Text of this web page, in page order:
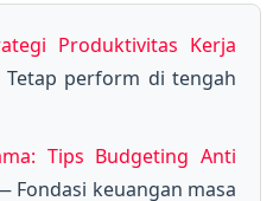
Produktivitas Kerja
perform di tengah
Tips Budgeting Anti
Fondasi keuangan masa